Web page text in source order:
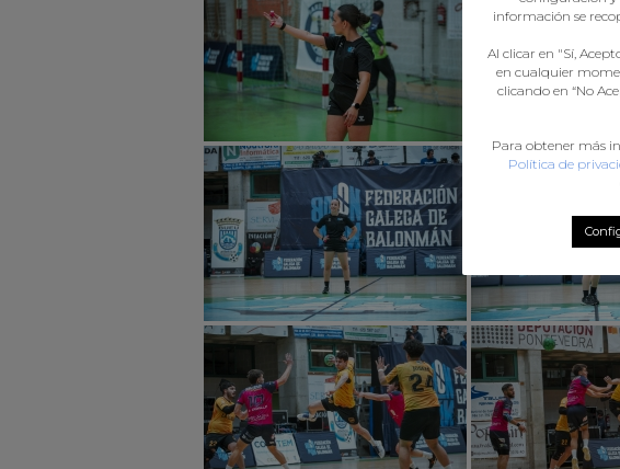
información se
Al clicar en "Sí,
en cualquier
clicando en “No
Para obtener más
Política de